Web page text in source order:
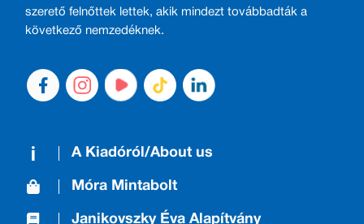
szerető felnőttek lettek, akik mindezt továbbadták a
következő nemzedéknek.
A Kiadóról/About us
Móra Mintabolt
Janikovszky Éva Alapítvány